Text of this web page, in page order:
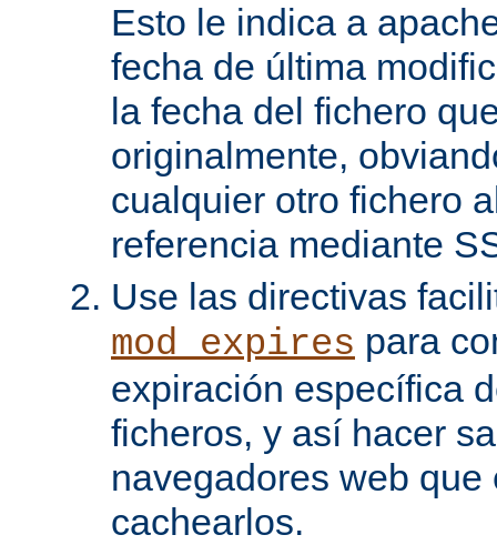
Esto le indica a
fecha de última
la fecha del fichero
originalmente,
cualquier otro fichero
referencia mediante
Use las directivas
mod_expires para
expiración específica
ficheros, y así hacer
navegadores web que
cachearlos.